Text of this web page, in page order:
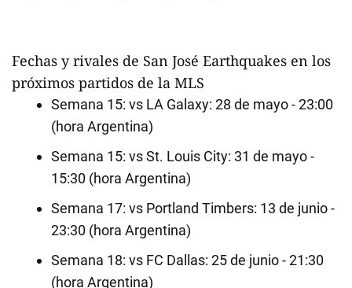
Fechas y rivales de San José Earthquakes en los
próximos partidos de la MLS
Semana 15: vs LA Galaxy: 28 de mayo - 23:00
(hora Argentina)
Semana 15: vs St. Louis City: 31 de mayo -
15:30 (hora Argentina)
Semana 17: vs Portland Timbers: 13 de junio -
23:30 (hora Argentina)
Semana 18: vs FC Dallas: 25 de junio - 21:30
(hora Argentina)